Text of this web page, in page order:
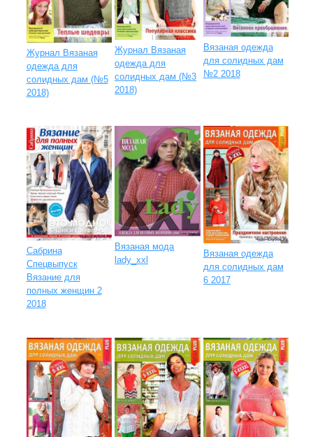
Журнал Вязаная
одежда для
солидных дам (№5
2018)
Журнал Вязаная
одежда для
солидных дам (№3
2018)
Вязаная одежда
для солидных дам
№2 2018
Сабрина
Спецвыпуск
Вязание для
полных женщин 2
2018
Вязаная мода
lady_xxl
Вязаная одежда
для солидных дам
6 2017